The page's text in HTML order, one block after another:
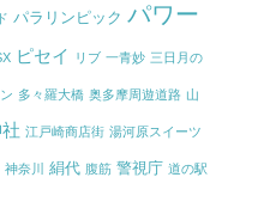
パラリンピック パワー
ピセイ リブ 一青妙 三日月の
多々羅大橋 奥多摩周遊道路 山
江戸崎商店街 湯河原スイーツ
神奈川 絹代 腹筋 警視庁 道の駅